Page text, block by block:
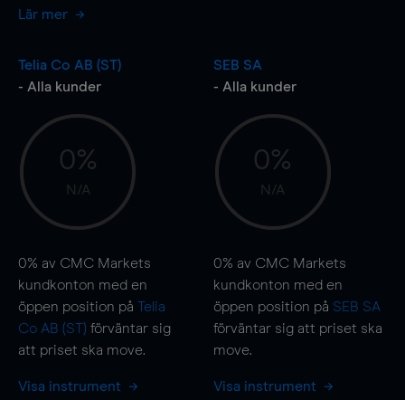
Lär mer
Telia Co AB (ST)
- Alla kunder
0%
N/A
0% av CMC Markets
kundkonton med en
öppen position på Telia
Co AB (ST) förväntar sig
att priset ska move.
Visa instrument
SEB SA
- Alla kunder
0%
N/A
0% av CMC Markets
kundkonton med en
öppen position på SEB SA
förväntar sig att priset ska
move.
Visa instrument